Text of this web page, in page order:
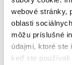
webové stránky,
oblasti
môžu príslušné
údajmi, ktoré ste
keď ste používali
podmienkach
dostupných služieb,
Všeobecných
podmienok na
Osobitných
služieb a iných